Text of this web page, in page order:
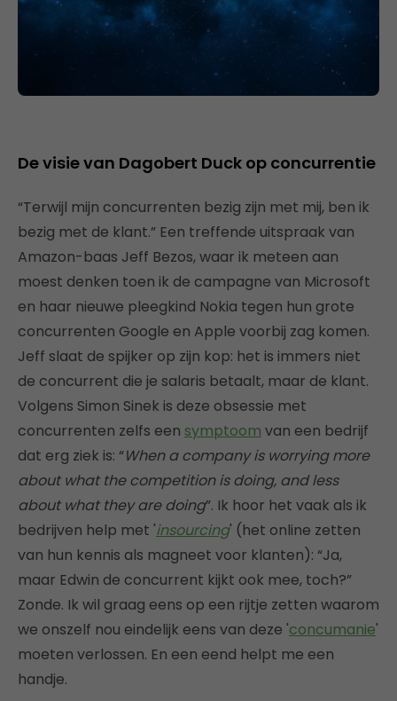
De visie van Dagobert Duck op concurrentie
“Terwijl mijn concurrenten bezig zijn met mij, ben ik
bezig met de klant.” Een treffende uitspraak van
Amazon-baas Jeff Bezos, waar ik meteen aan
moest denken toen ik de campagne van Microsoft
en haar nieuwe pleegkind Nokia tegen hun grote
concurrenten Google en Apple voorbij zag komen.
Jeff slaat de spijker op zijn kop: het is immers niet
de concurrent die je salaris betaalt, maar de klant.
Volgens Simon Sinek is deze obsessie met
concurrenten zelfs een symptoom van een bedrijf
dat erg ziek is: “When a company is worrying more
about what the competition is doing, and less
about what they are doing”. Ik hoor het vaak als ik
bedrijven help met 'insourcing' (het online zetten
van hun kennis als magneet voor klanten): “Ja,
maar Edwin de concurrent kijkt ook mee, toch?”
Zonde. Ik wil graag eens op een rijtje zetten waarom
we onszelf nou eindelijk eens van deze 'concumanie'
moeten verlossen. En een eend helpt me een
handje.